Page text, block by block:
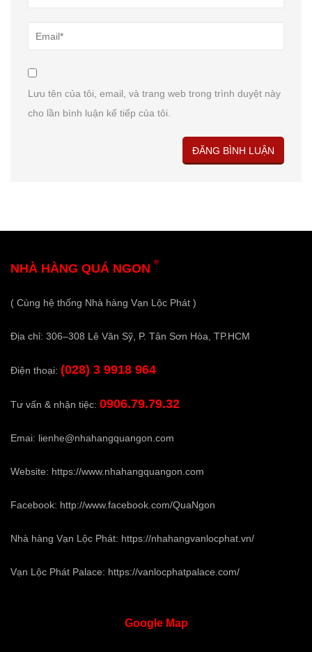
Lưu tên của tôi, email, và trang web trong trình duyệt này
cho lần bình luận kế tiếp của tôi.
NHÀ HÀNG QUÁ NGON ®
( Cùng hệ thống Nhà hàng Vạn Lộc Phát )
Địa chỉ: 306–308 Lê Văn Sỹ, P. Tân Sơn Hòa, TP.HCM
Điện thoại: (028) 3 9918 964
Tư vấn & nhận tiệc: 0906.79.79.32
Emai: lienhe@nhahangquangon.com
Website: https://www.nhahangquangon.com
Facebook: http://www.facebook.com/QuaNgon
Nhà hàng Vạn Lộc Phát: https://nhahangvanlocphat.vn/
Vạn Lộc Phát Palace: https://vanlocphatpalace.com/
GoogleMap